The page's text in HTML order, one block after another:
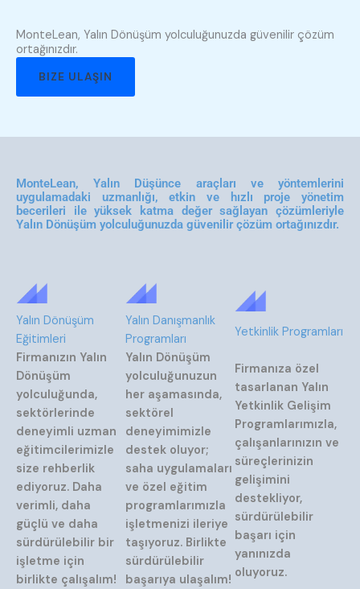
MonteLean, Yalın Dönüşüm yolculuğunuzda güvenilir çözüm
ortağınızdır.
BIZE ULAŞIN
MonteLean, Yalın Düşünce araçları ve yöntemlerini
uygulamadaki uzmanlığı, etkin ve hızlı proje yönetim
becerileri ile yüksek katma değer sağlayan çözümleriyle
Yalın Dönüşüm yolculuğunuzda güvenilir çözüm ortağınızdır.
Yalın Dönüşüm
Eğitimleri
Firmanızın Yalın
Dönüşüm
yolculuğunda,
sektörlerinde
deneyimli uzman
eğitimcilerimizle
size rehberlik
ediyoruz. Daha
verimli, daha
güçlü ve daha
sürdürülebilir bir
işletme için
birlikte çalışalım!
Yalın Danışmanlık
Programları
Yalın Dönüşüm
yolculuğunuzun
her aşamasında,
sektörel
deneyimimizle
destek oluyor;
saha uygulamaları
ve özel eğitim
programlarımızla
işletmenizi ileriye
taşıyoruz. Birlikte
sürdürülebilir
başarıya ulaşalım!
Yetkinlik Programları
Firmanıza özel
tasarlanan Yalın
Yetkinlik Gelişim
Programlarımızla,
çalışanlarınızın ve
süreçlerinizin
gelişimini
destekliyor,
sürdürülebilir
başarı için
yanınızda
oluyoruz.